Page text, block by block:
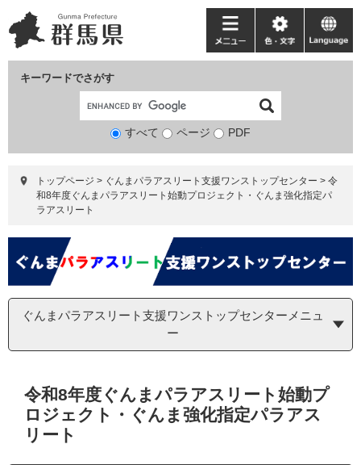
ー
ジ
ニ
ュ
て
キーワードでさがす
検
象
すべて ページ PDF
メ
ニ
ー
色・
文
language
トップページ > ぐんまパラアスリート支援ワンストップセンター > 令
和8年度ぐんまパラアスリート始動プロジェクト・ぐんま強化指定パ
ラアスリート
ぐんまパラアスリート支援ワンストップセンターメニュ
ー
令和8年度ぐんまパラアスリート始動プ
ロジェクト・ぐんま強化指定パラアス
リート